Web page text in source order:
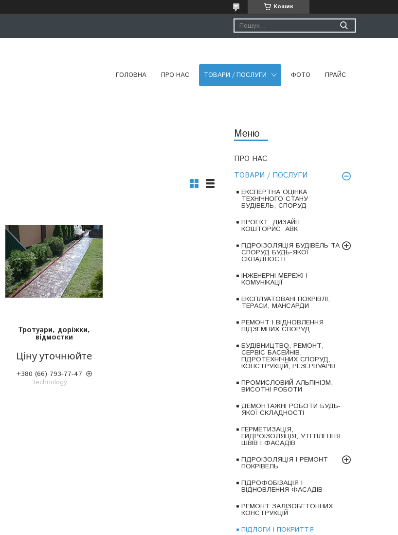
Кошик
ГОЛОВНА ПРО НАС ТОВАРИ / ПОСЛУГИ ФОТО ПРАЙС
ПРО НАС
ТОВАРИ / ПОСЛУГИ
ЕКСПЕРТНА ОЦІНКА
ТЕХНІЧНОГО СТАНУ
БУДІВЕЛЬ, СПОРУД
ПРОЕКТ. ДИЗАЙН.
КОШТОРИС. АВК.
ГІДРОІЗОЛЯЦІЯ БУДІВЕЛЬ ТА
СПОРУД БУДЬ-ЯКОЇ
СКЛАДНОСТІ
ІНЖЕНЕРНІ МЕРЕЖІ І
КОМУНІКАЦІЇ
ЕКСПЛУАТОВАНІ ПОКРІВЛІ,
ТЕРАСИ, МАНСАРДИ
РЕМОНТ І ВІДНОВЛЕННЯ
ПІДЗЕМНИХ СПОРУД
БУДІВНИЦТВО, РЕМОНТ,
СЕРВІС БАСЕЙНІВ,
ГІДРОТЕХНІЧНИХ СПОРУД,
КОНСТРУКЦІЙ, РЕЗЕРВУАРІВ
ПРОМИСЛОВИЙ АЛЬПІНІЗМ,
ВИСОТНІ РОБОТИ
ДЕМОНТАЖНІ РОБОТИ БУДЬ-
ЯКОЇ СКЛАДНОСТІ
ГЕРМЕТИЗАЦІЯ,
ГИДРОІЗОЛЯЦІЯ, УТЕПЛЕННЯ
ШВІВ І ФАСАДІВ
ГІДРОІЗОЛЯЦІЯ І РЕМОНТ
ПОКРІВЕЛЬ
ГІДРОФОБІЗАЦІЯ І
ВІДНОВЛЕННЯ ФАСАДІВ
РЕМОНТ ЗАЛІЗОБЕТОННИХ
КОНСТРУКЦІЙ
ПІДЛОГИ І ПОКРИТТЯ
Тротуари, доріжки,
відмостки
Ціну уточнюйте
+380 (66) 793-77-47
Technology